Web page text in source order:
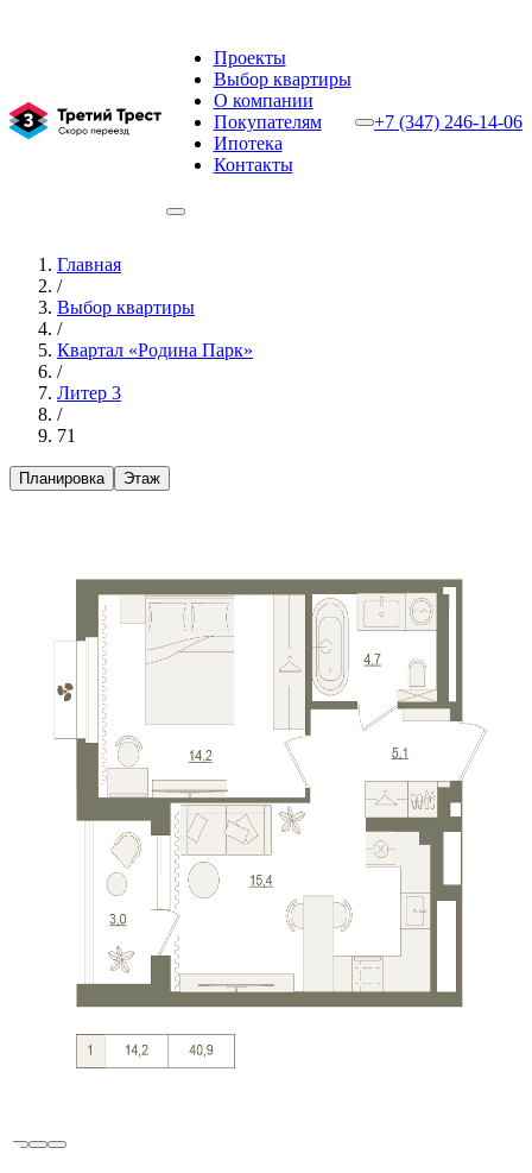
Проекты
Выбор квартиры
О компании
Покупателям
Ипотека
Контакты
+7 (347) 246-14-06
Главная
/
Выбор квартиры
/
Квартал «Родина Парк»
/
Литер 3
/
71
Планировка Этаж